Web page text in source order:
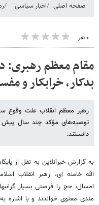
صفحه اصلی اخبار سیاسی
۰ نفر
مقام معظم رهبری:
بدکار، خرابکار و
رهبر معظم انقلاب علت وقوع
توصیه‌های مؤکد چند سال پیش
دانستند.
به گزارش خبرآنلاین به نقل از
الله خامنه ای، رهبر انقلاب
امسال، حج را فرصتی بسیار
مندی معنوی خواندند و با اشاره